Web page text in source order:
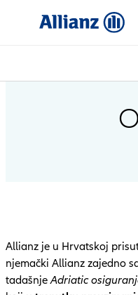
Allianz je u Hrvatskoj
njemački Allianz zajedno
tadašnjeAdriatic